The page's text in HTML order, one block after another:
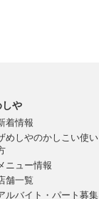
しや
着情報
めしやのかしこい使い
ニュー情報
舗一覧
ルバイト・パート募集